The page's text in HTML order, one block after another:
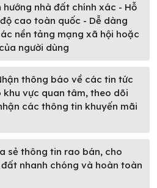
nhà đất chính xác - Hỗ
cao toàn quốc - Dễ dàng
nền tảng mạng xã hội hoặc
người dùng
thông báo về các tin tức
vực quan tâm, theo dõi
các thông tin khuyến mãi
sẻ thông tin rao bán, cho
nhanh chóng và hoàn toàn